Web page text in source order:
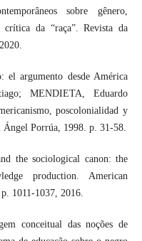
sobre gênero,
crítica da “raça”. Revista da
el argumento desde América
MENDIETA, Eduardo
poscolonialidad y
Porrúa, 1998. p. 31-58.
the sociological canon: the
production. American
1011-1037, 2016.
conceitual das noções de